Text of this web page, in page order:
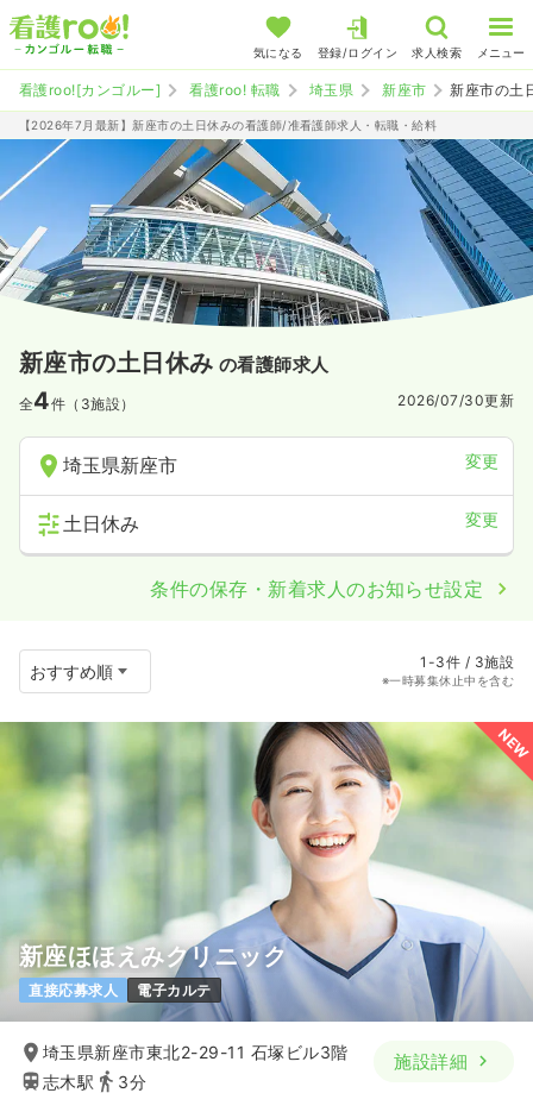
気になる 登録/ログイン 求人検索 メニュー
看護roo![カンゴルー] 看護roo! 転職 埼玉県 新座市 新座市の土
【2026年7月最新】新座市の土日休みの看護師/准看護師求人・転職・給料
新座市の土日休み の看護師求人
全4件（3施設） 2026/07/30更新
埼玉県新座市 変更
土日休み 変更
条件の保存・新着求人のお知らせ設定
1-3件 / 3施設
※一時募集休止中を含む
NEW
新座ほほえみクリニック
直接応募求人 電子カルテ
埼玉県新座市東北2-29-11 石塚ビル3階
志木駅
3分
施設詳細